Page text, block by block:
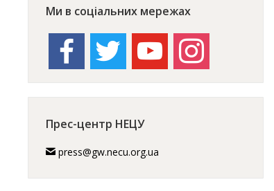
Ми в соціальних мережах
facebook twitter youtube instagram
Прес-центр НЕЦУ
press@gw.necu.org.ua